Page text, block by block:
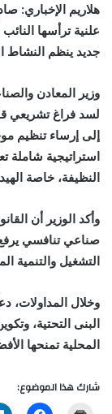
هلاريم الإخباري:
علنية ترأسها
جديد ينظم النشاط
وزير المعادن
لسد فراغ تشريعي
إلى إرساء تنظيم
استراتيجية شاملة
النظيفة، خاصة
وأكد الوزير أن
صناعي تنافسي
التشغيل والتنمية
وخلال المداولات،
البنى التحتية،
المحلية تمنحها
شارك هذا الموضوع: